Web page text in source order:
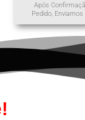
Após
Pedido,